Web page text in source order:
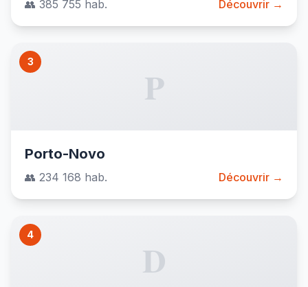
👥 385 755 hab. Découvrir →
3
P
Porto-Novo
👥 234 168 hab. Découvrir →
4
D